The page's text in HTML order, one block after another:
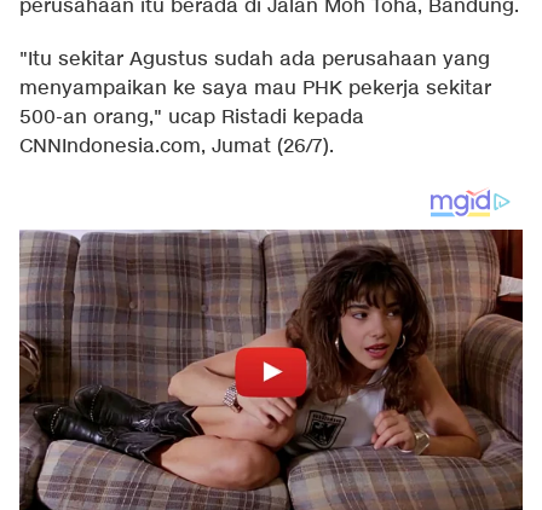
perusahaan itu berada di Jalan Moh Toha, Bandung.
"Itu sekitar Agustus sudah ada perusahaan yang
menyampaikan ke saya mau PHK pekerja sekitar
500-an orang," ucap Ristadi kepada
CNNIndonesia.com, Jumat (26/7).